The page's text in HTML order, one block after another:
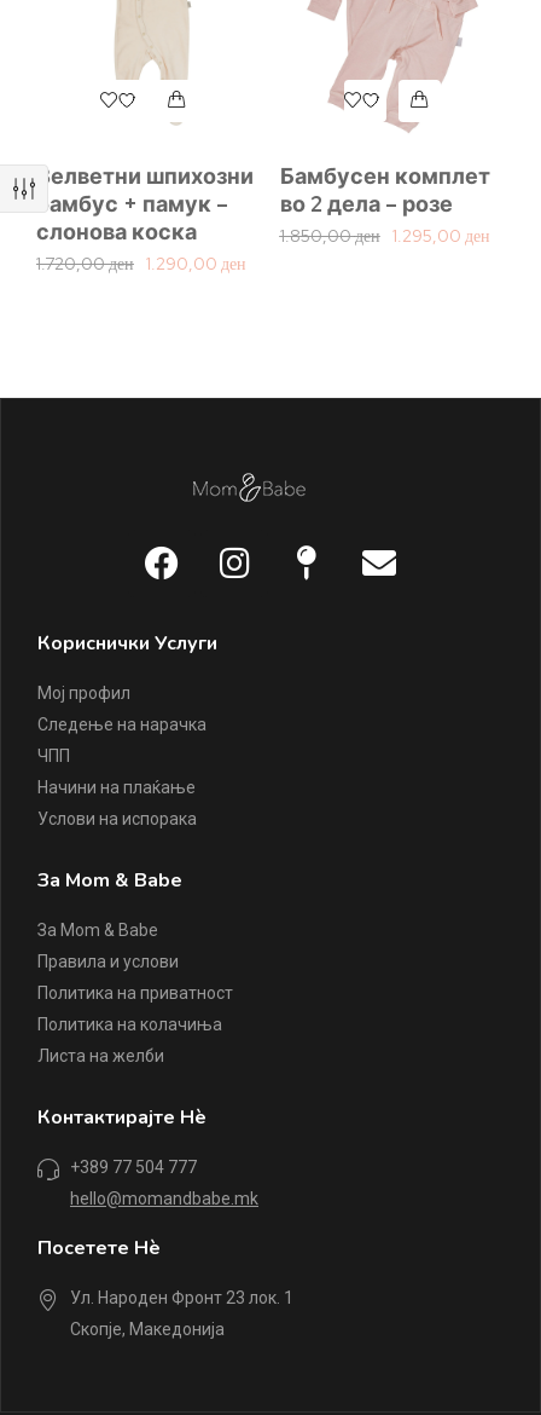
Велветни шпихозни
бамбус + памук –
слонова коска
1.720,00ден 1.290,00 ден
Бамбусен комплет
во 2 дела – розе
1.850,00ден 1.295,00 ден
Кориснички Услуги
Мој профил
Следење на нарачка
ЧПП
Начини на плаќање
Услови на испорака
За Mom & Babe
За Mom & Babe
Правила и услови
Политика на приватност
Политика на колачиња
Листа на желби
Контактирајте Нè
+389 77 504 777
hello@momandbabe.mk
Посетете Нè
Ул. Народен Фронт 23 лок. 1
Скопје, Македонија